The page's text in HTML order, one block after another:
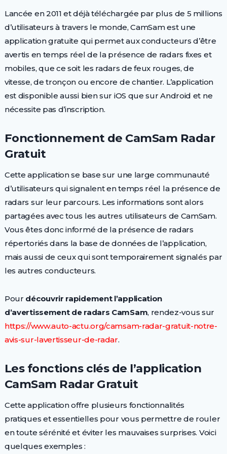
Lancée en 2011 et déjà téléchargée par plus de 5 millions
d’utilisateurs à travers le monde, CamSam est une
application gratuite qui permet aux conducteurs d’être
avertis en temps réel de la présence de radars fixes et
mobiles, que ce soit les radars de feux rouges, de
vitesse, de tronçon ou encore de chantier. L’application
est disponible aussi bien sur iOS que sur Android et ne
nécessite pas d’inscription.
Fonctionnement de CamSam Radar
Gratuit
Cette application se base sur une large communauté
d’utilisateurs qui signalent en temps réel la présence de
radars sur leur parcours. Les informations sont alors
partagées avec tous les autres utilisateurs de CamSam.
Vous êtes donc informé de la présence de radars
répertoriés dans la base de données de l’application,
mais aussi de ceux qui sont temporairement signalés par
les autres conducteurs.
Pour découvrir rapidement l’application
d’avertissement de radars CamSam, rendez-vous sur
https://www.auto-actu.org/camsam-radar-gratuit-notre-
avis-sur-lavertisseur-de-radar.
Les fonctions clés de l’application
CamSam Radar Gratuit
Cette application offre plusieurs fonctionnalités
pratiques et essentielles pour vous permettre de rouler
en toute sérénité et éviter les mauvaises surprises. Voici
quelques exemples :